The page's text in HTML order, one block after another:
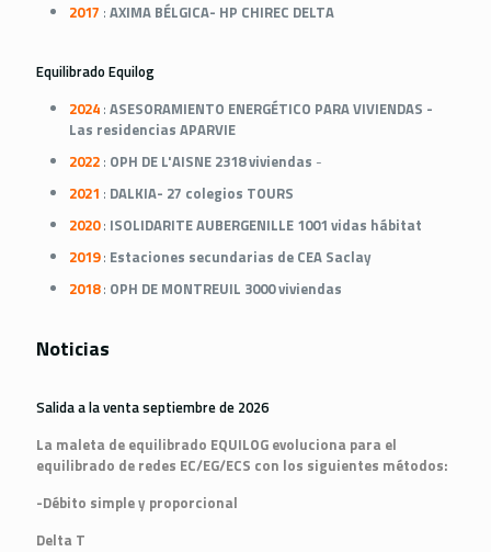
2017 : AXIMA BÉLGICA- HP CHIREC DELTA
Equilibrado Equilog
2024 : ASESORAMIENTO ENERGÉTICO PARA VIVIENDAS -
Las residencias APARVIE
2022 : OPH DE L'AISNE 2318 viviendas -
2021 : DALKIA- 27 colegios TOURS
2020 : ISOLIDARITE AUBERGENILLE 1001 vidas hábitat
2019 : Estaciones secundarias de CEA Saclay
2018 : OPH DE MONTREUIL 3000 viviendas
Noticias
Salida a la venta septiembre de 2026
La maleta de equilibrado EQUILOG evoluciona para el
equilibrado de redes EC/EG/ECS con los siguientes métodos:
-Débito simple y proporcional
Delta T